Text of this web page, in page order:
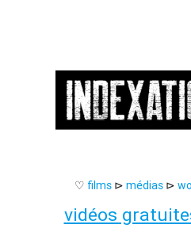
♡ films ⊳ médias ⊳
vidéos